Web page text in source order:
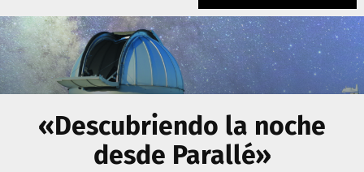
«Descubriendo la noche
desde Parallé»